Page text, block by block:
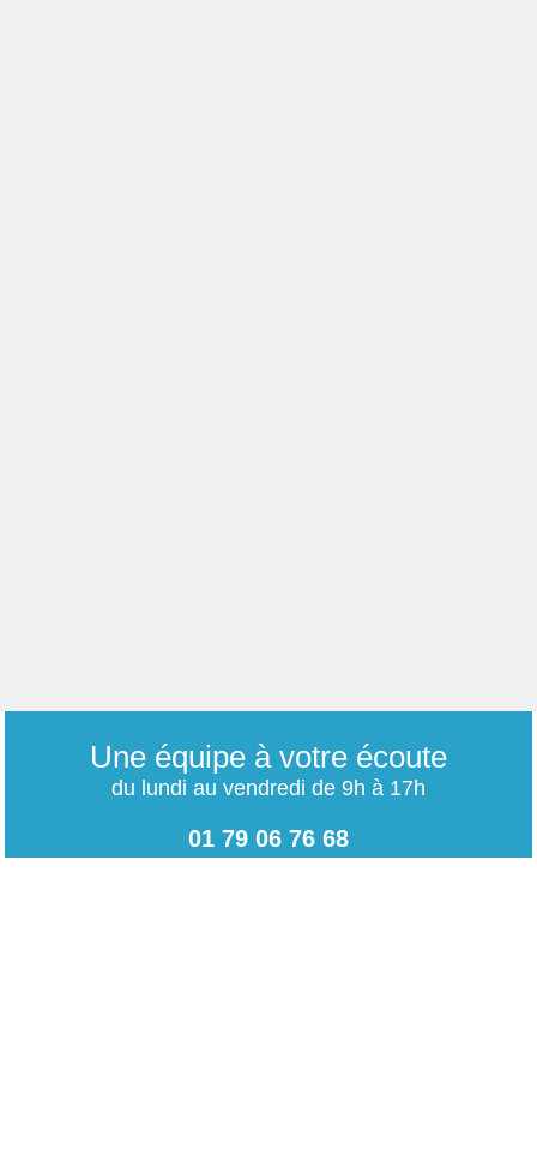
Une équipe à votre écoute
du lundi au vendredi de 9h à 17h
01 79 06 76 68